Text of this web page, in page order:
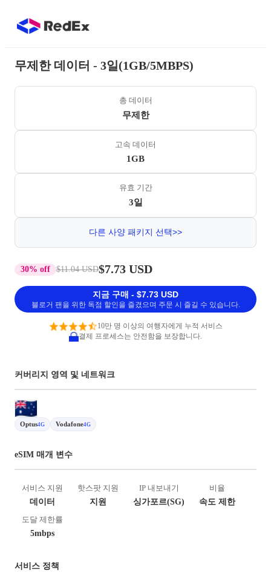
무제한 데이터 - 3일(1GB/5MBPS)
총 데이터
무제한
고속 데이터
1GB
유효 기간
3일
다른 사양 패키지 선택>>
30% off $11.04 USD$7.73 USD
지금 구매 - $7.73 USD
블로거 팬을 위한 독점 할인을 즐겼으며 주문 시 즐길 수 있습니다.
10만 명 이상의 여행자에게 누적 서비스
결제 프로세스는 안전함을 보장합니다.
커버리지 영역 및 네트워크
Optus4G Vodafone4G
eSIM 매개 변수
서비스 지원
데이터
핫스팟 지원
지원
IP 내보내기
싱가포르(SG)
비율
속도 제한
도달 제한률
5mbps
서비스 정책